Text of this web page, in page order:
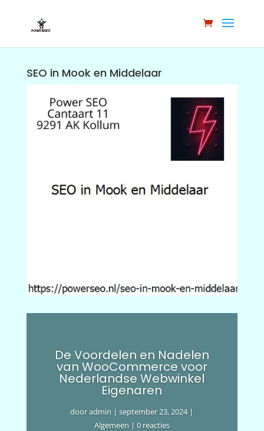
SEO in Mook en Middelaar
De Voordelen en Nadelen
van WooCommerce voor
Nederlandse Webwinkel
Eigenaren
dooradmin |september 23, 2024|
Algemeen | 0 reacties